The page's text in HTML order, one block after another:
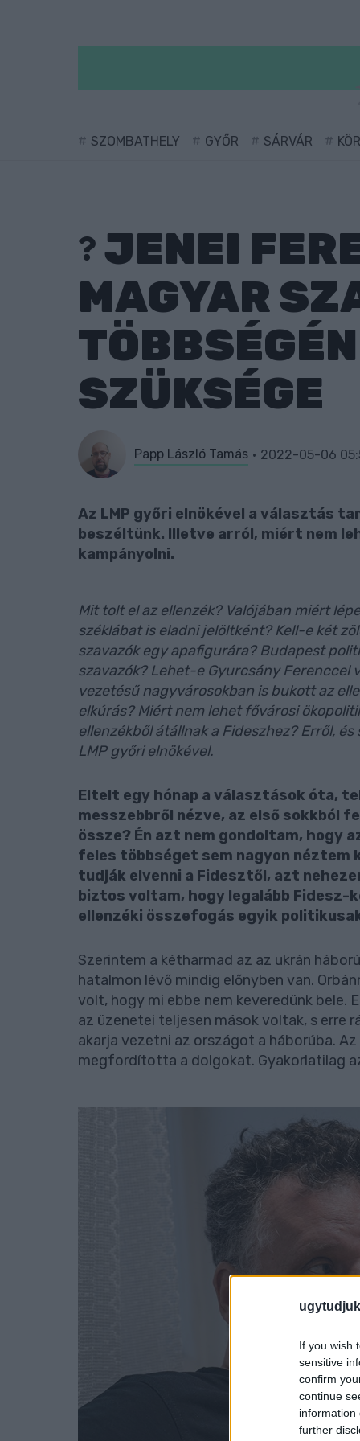
If you wish
sensitive
confirm
continue
information
further
SZOMBATHELY GYŐR SÁRVÁR
JENEI
MAGYAR
SZÜKSÉGE
Papp László Tamás 2022-05-06
Az LMP győri elnökével a választás
beszéltünk. Illetve arról, miért nem
kampányolni.
Mit tolt el az ellenzék? Valójában miért
széklábat is eladni jelöltként? Kell-e két
szavazók egy apafigurára? Budapest
szavazók? Lehet-e Gyurcsány Ferenccel
vezetésű nagyvárosokban is bukott az
elkúrás? Miért nem lehet fővárosi
ellenzékből átállnak a Fideszhez? Erről,
LMP győri elnökével.
Eltelt egy hónap a választások óta,
messzebbről nézve, az első sokkból
össze? Én azt nem gondoltam, hogy
feles többséget sem nagyon néztem
tudják elvenni a Fidesztől, azt
biztos voltam, hogy legalább Fidesz-
ellenzéki összefogás egyik
Szerintem a kétharmad az az ukrán
hatalmon lévő mindig előnyben van.
volt, hogy mi ebbe nem keveredünk bele.
az üzenetei teljesen mások voltak, s erre
akarja vezetni az országot a háborúba.
megfordította a dolgokat. Gyakorlatilag